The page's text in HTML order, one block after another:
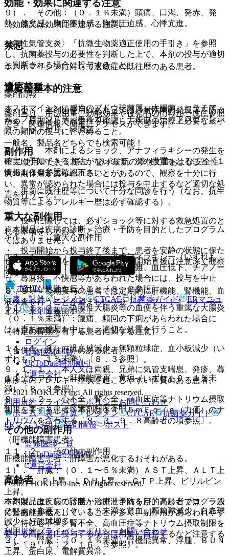
９）． その他：（０．１％未満）頭痛、口渇、発赤、発
熱、倦怠感、胸部不快感、胸部圧迫感、心悸亢進。
禁忌
ホスホマイシンに対して過敏症の既往歴のある患者。
重要な基本的注意
８．１． 本剤の使用にあたっては、耐性菌の発現等を防ぐ
ため、原則として感受性を確認し、疾病の治療上必要な最小
限の期間の投与にとどめること。
８．２． 本剤によるショック、アナフィラキシーの発生を
確実に予知できる方法がないので、次の措置をとること〔１
１．１．１参照〕。
・ 事前に既往歴等について十分な問診を行う（なお、抗生
物質等によるアレルギー歴は必ず確認する）。
・ 投与に際しては、必ずショック等に対する救急処置のと
れる準備をしておくこと。
・ 投与開始から投与終了後まで、患者を安静の状態に保た
せ、十分な観察を行う（特に、投与開始直後は注意深く観察
する）。
８．３． 長期投与の患者では定期的に肝機能、腎機能、血
液検査を行うことが望ましい〔９．１．２、１１．１．３、
１１．１．４参照〕。
（特定の背景を有する患者に関する注意）
（合併症・既往歴等のある患者）
９．１．１． 本人又は両親、兄弟に気管支喘息、発疹、蕁
麻疹等のアレルギー症状を起こしやすい体質のある患者。
９．１．２． 心不全、腎不全、高血圧症等ナトリウム摂取
制限を要する患者：本剤は１４．５ｍＥｑ／ｇ（力価）のナ
トリウムを含有する〔８．３、９．８高齢者の項参照〕。
（肝機能障害患者）
肝機能障害患者：肝障害が悪化するおそれがある。
高齢者
本剤は、主として腎臓から排泄されるが、高齢者では、一般
に腎機能が低下していることが多く、副作用があらわれやす
い。特に心不全、腎不全、高血圧症等ナトリウム摂取制限を
要する高齢者に投与する場合は用量に留意するなど注意する
こと〔９．１．２、１６．５参照〕。
効能・効果に関連する注意
（効能又は効果に関連する注意）
〈急性気管支炎〉「抗微生物薬適正使用の手引き」を参照
し、抗菌薬投与の必要性を判断した上で、本剤の投与が適切
と判断される場合に投与すること。
適応菌種
ホスホマイシンに感性のブドウ球菌属、大腸菌、セラチア
属、プロテウス属、モルガネラ・モルガニー、プロビデンシ
ア・レットゲリ、緑膿菌。
副作用
次の副作用があらわれることがあるので、観察を十分に行
い、異常が認められた場合には投与を中止するなど適切な処
置を行うこと。
重大な副作用
１１．１． 重大な副作用
１１．１．１． ショック、アナフィラキシー（いずれも
０．１％未満）：胸内苦悶、呼吸困難、血圧低下、チアノー
ゼ、蕁麻疹、不快感等があらわれた場合には、投与を中止
し、適切な処置を行うこと〔８．２参照〕。
１１．１．２． 偽膜性大腸炎等の血便を伴う重篤な大腸炎
（０．１％未満）：腹痛、頻回の下痢があらわれた場合に
は、直ちに投与を中止し、適切な処置を行うこと。
１１．１．３． 汎血球減少、無顆粒球症、血小板減少（い
ずれも０．１％未満）〔８．３参照〕。
１１．１．４． 肝機能障害、黄疸（いずれも０．１％未
満）〔８．３参照〕。
１１．１．５． 痙攣（頻度不明）。
その他の副作用
１１．２． その他の副作用
１）． 肝臓：（０．１〜５％未満）ＡＳＴ上昇、ＡＬＴ上
昇、Ａｌ−Ｐ上昇、ＬＤＨ上昇、γ−ＧＴＰ上昇、ビリルビン
上昇。
２）． 血液：（０．１％未満）貧血、顆粒球減少、白血球
減少、好酸球増多。
３）． 腎臓：（０．１％未満）腎機能異常、浮腫、ＢＵＮ
上昇、蛋白尿、電解質異常。
薬剤情報
薬剤写真、用法用量、効能効果や後発品の情報が一度に参照
でき、関連情報へ簡単にアクセスができます。
一般名、製品名どちらでも検索可能！
※ ご使用いただく際に、必ず最新の添付文書および安全性
情報も併せてご確認下さい。
※本製品は疾病の診断・治療・予防を目的としたプログラム
ではありません。
ホーム
ノート
表・計算
レジメン CTCAE 抗菌薬ガイド
ERマニュ
アル
薬剤情報 ポスト
新規登録
ログイン
監修医師一覧
UpToDate特別割引
運営会社
© 2021 HOKUTO Inc. All rights reserved.
利用規約プライバシーポリシーお問い合わせ
ホーム
表・計算 レジメン CTCAE
抗菌薬ガイド
ERマニュアル
薬剤情報 ポスト
監修医師一覧
UpToDate特別割引
運営会社
© 2021 HOKUTO Inc. All rights reserved.
※本製品は疾病の診断・治療・予防を目的としたプログラム
ではありません。
利用規約プライバシーポリシーお問い合わせ